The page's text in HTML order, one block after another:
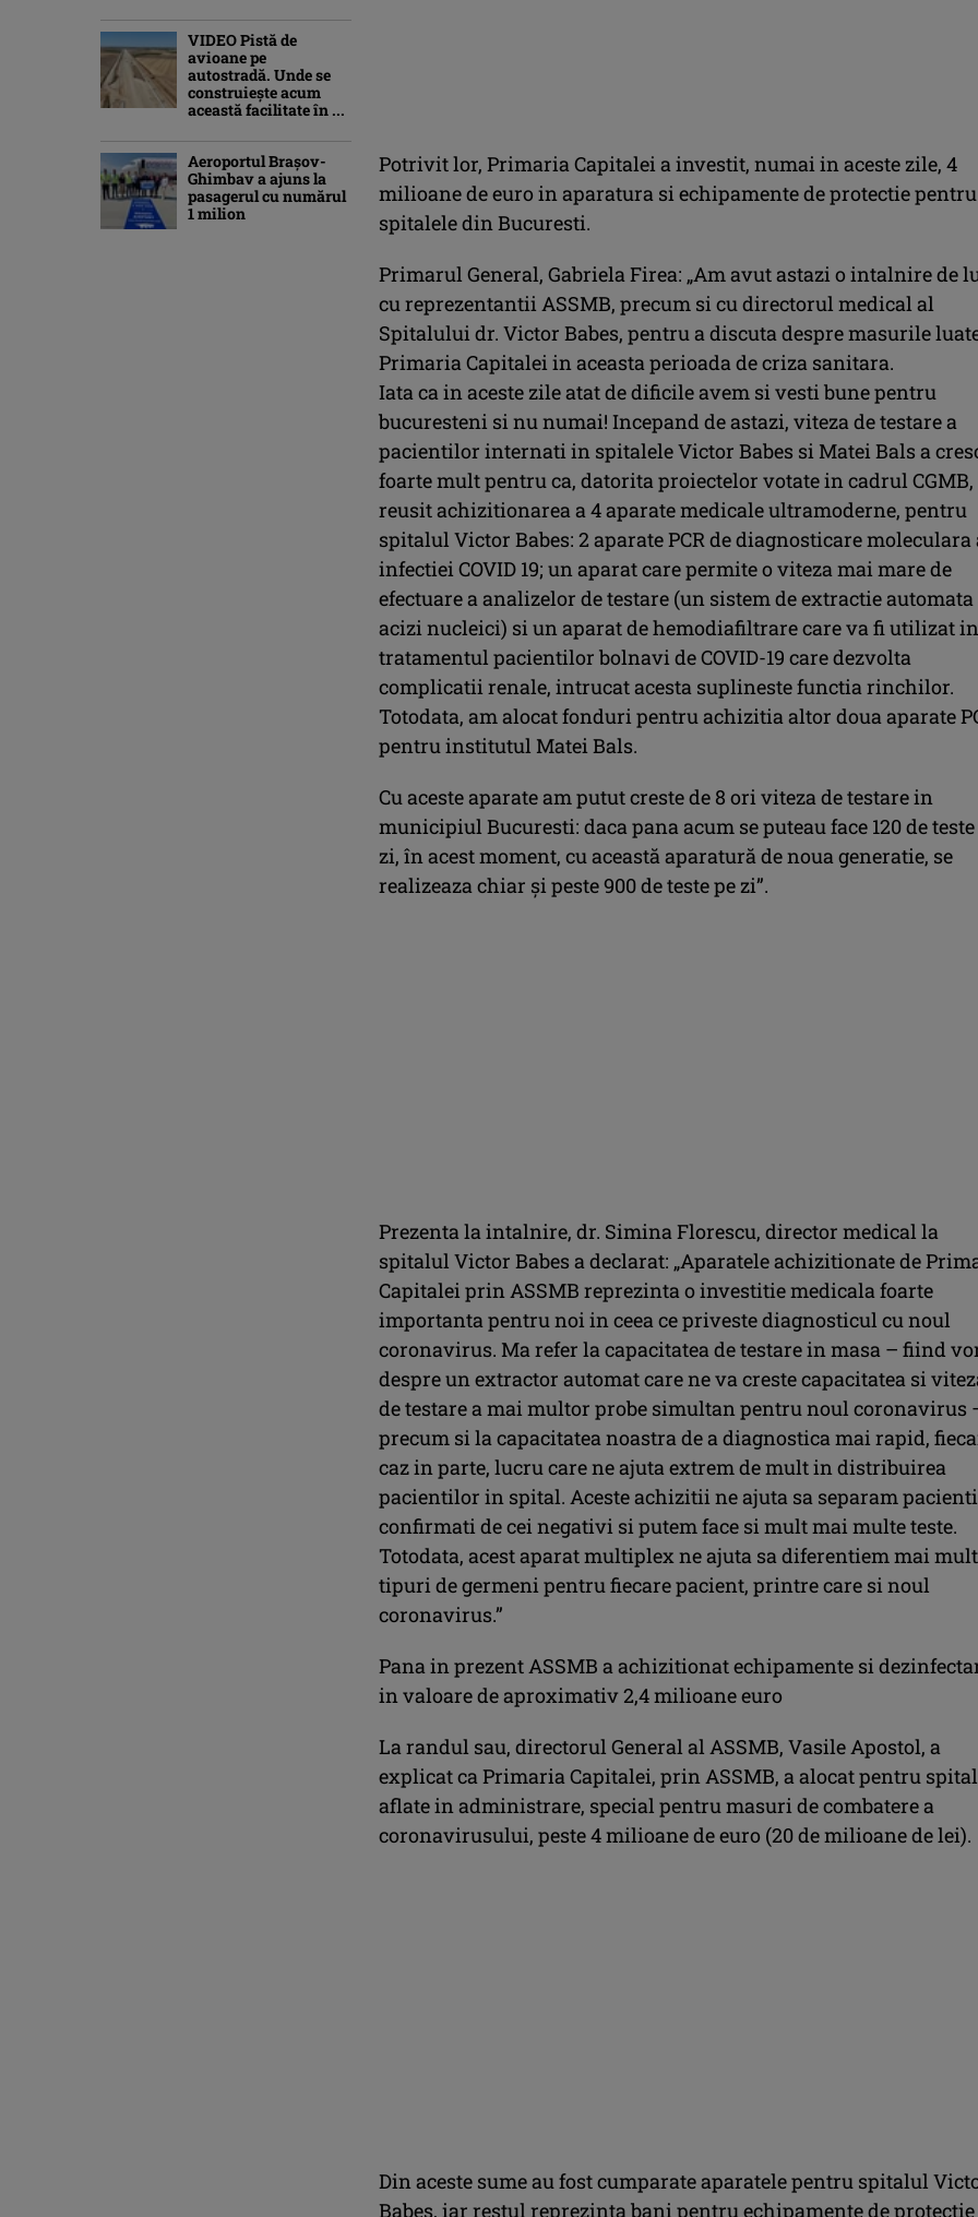
Potrivit lor, Primaria Capitalei a investit, numai in aceste zile, 4
milioane de euro in aparatura si echipamente de protectie pentru
spitalele din Bucuresti.
Primarul General, Gabriela Firea: „Am avut astazi o intalnire de
cu reprezentantii ASSMB, precum si cu directorul medical al
Spitalului dr. Victor Babes, pentru a discuta despre masurile
Primaria Capitalei in aceasta perioada de criza sanitara.
Iata ca in aceste zile atat de dificile avem si vesti bune pentru
bucuresteni si nu numai! Incepand de astazi, viteza de testare a
pacientilor internati in spitalele Victor Babes si Matei Bals a
foarte mult pentru ca, datorita proiectelor votate in cadrul CGMB,
reusit achizitionarea a 4 aparate medicale ultramoderne, pentru
spitalul Victor Babes: 2 aparate PCR de diagnosticare moleculara
infectiei COVID 19; un aparat care permite o viteza mai mare de
efectuare a analizelor de testare (un sistem de extractie automata
acizi nucleici) si un aparat de hemodiafiltrare care va fi utilizat in
tratamentul pacientilor bolnavi de COVID-19 care dezvolta
complicatii renale, intrucat acesta suplineste functia rinchilor.
Totodata, am alocat fonduri pentru achizitia altor doua aparate
pentru institutul Matei Bals.
Cu aceste aparate am putut creste de 8 ori viteza de testare in
municipiul Bucuresti: daca pana acum se puteau face 120 de teste
zi, în acest moment, cu această aparatură de noua generatie, se
realizeaza chiar și peste 900 de teste pe zi”.
Prezenta la intalnire, dr. Simina Florescu, director medical la
spitalul Victor Babes a declarat: „Aparatele achizitionate de
Capitalei prin ASSMB reprezinta o investitie medicala foarte
importanta pentru noi in ceea ce priveste diagnosticul cu noul
coronavirus. Ma refer la capacitatea de testare in masa – fiind
despre un extractor automat care ne va creste capacitatea si
de testare a mai multor probe simultan pentru noul coronavirus
precum si la capacitatea noastra de a diagnostica mai rapid,
caz in parte, lucru care ne ajuta extrem de mult in distribuirea
pacientilor in spital. Aceste achizitii ne ajuta sa separam
confirmati de cei negativi si putem face si mult mai multe teste.
Totodata, acest aparat multiplex ne ajuta sa diferentiem mai
tipuri de germeni pentru fiecare pacient, printre care si noul
coronavirus.”
Pana in prezent ASSMB a achizitionat echipamente si
in valoare de aproximativ 2,4 milioane euro
La randul sau, directorul General al ASSMB, Vasile Apostol, a
explicat ca Primaria Capitalei, prin ASSMB, a alocat pentru
aflate in administrare, special pentru masuri de combatere a
coronavirusului, peste 4 milioane de euro (20 de milioane de lei).
Din aceste sume au fost cumparate aparatele pentru spitalul
Babes, iar restul reprezinta bani pentru echipamente de protectie
VIDEO Pistă de
avioane pe
autostradă. Unde se
construiește acum
această facilitate în ...
Aeroportul Brașov-
Ghimbav a ajuns la
pasagerul cu numărul
1 milion